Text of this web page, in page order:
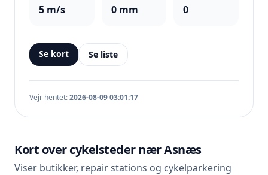
5 m/s 0 mm 0
Se kort Se liste
Vejr hentet:2026-08-09 03:01:17
Kort over cykelsteder nær Asnæs
Viser butikker, repair stations og cykelparkering